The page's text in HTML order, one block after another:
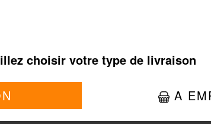
WHITE